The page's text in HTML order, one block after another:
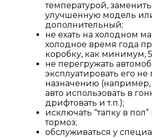
температурой,
улучшенную модель
дополнительный;
не ехать на холодном
холодное время года
коробку, как минимум,
не перегружать
эксплуатировать его не
назначению
авто использовать в
дрифтовать и т.п.);
исключать “тапку в
тормоз;
обслуживаться у